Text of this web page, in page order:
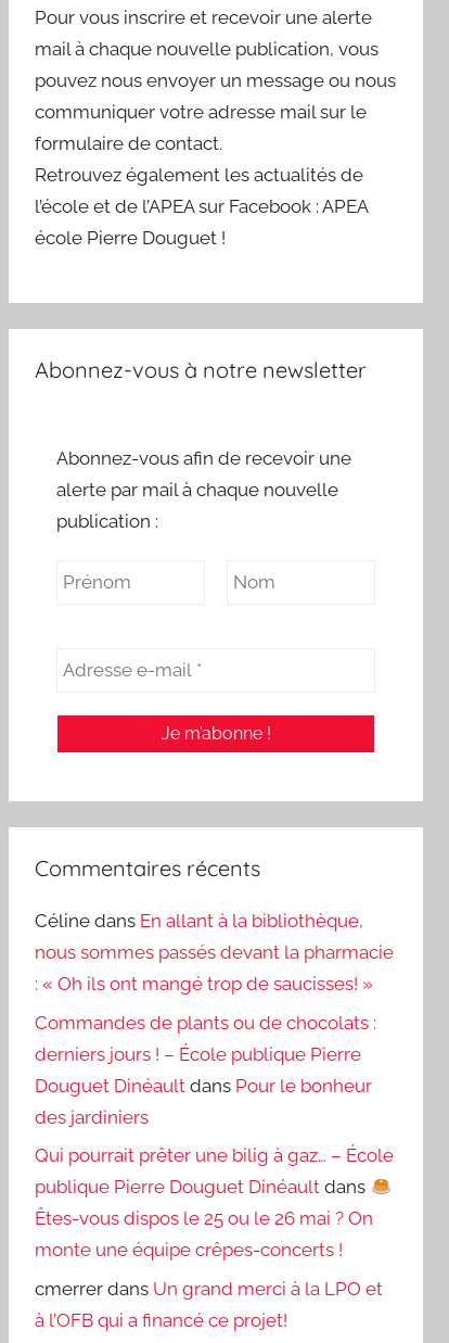
Pour vous inscrire et recevoir une alerte
mail à chaque nouvelle publication, vous
pouvez nous envoyer un message ou nous
communiquer votre adresse mail sur le
formulaire de contact.
Retrouvez également les actualités de
l’école et de l’APEA sur Facebook : APEA
école Pierre Douguet !
Abonnez-vous à notre newsletter
Abonnez-vous afin de recevoir une
alerte par mail à chaque nouvelle
publication :
Commentaires récents
Céline dans En allant à la bibliothèque,
nous sommes passés devant la pharmacie
: « Oh ils ont mangé trop de saucisses! »
Commandes de plants ou de chocolats :
derniers jours ! – École publique Pierre
Douguet Dinéault dans Pour le bonheur
des jardiniers
Qui pourrait prêter une bilig à gaz… – École
publique Pierre Douguet Dinéault dans
Êtes-vous dispos le 25 ou le 26 mai ? On
monte une équipe crêpes-concerts !
cmerrer dans Un grand merci à la LPO et
à l’OFB qui a financé ce projet!